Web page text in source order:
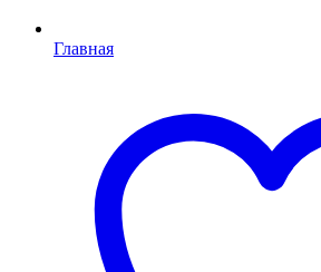
Главная